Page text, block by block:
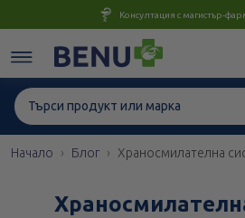
Консултация с магистър-
Начало Блог Храносмилателна